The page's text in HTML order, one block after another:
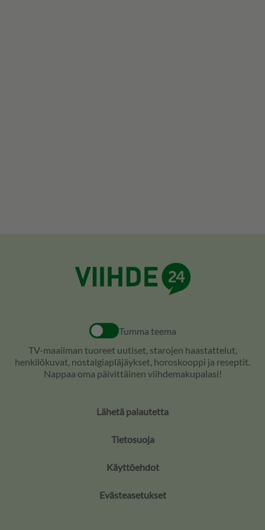
Tumma teema
TV-maailman tuoreet uutiset, starojen haastattelut,
henkilökuvat, nostalgiapläjäykset, horoskooppi ja reseptit.
Nappaa oma päivittäinen viihdemakupalasi!
Lähetä palautetta
Tietosuoja
Käyttöehdot
Evästeasetukset